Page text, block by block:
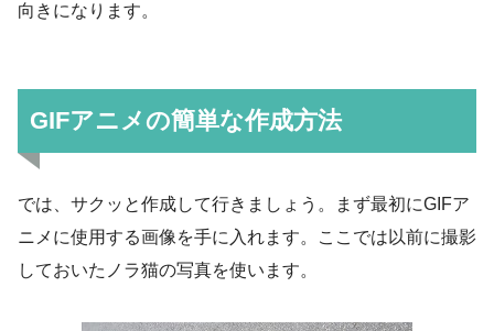
向きになります。
GIFアニメの簡単な作成方法
では、サクッと作成して行きましょう。まず最初にGIFア
ニメに使用する画像を手に入れます。ここでは以前に撮影
しておいたノラ猫の写真を使います。